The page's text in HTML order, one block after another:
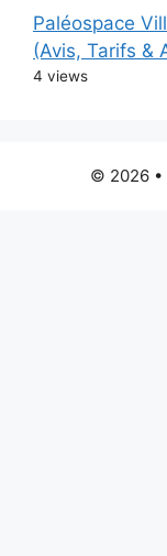
Paléospace
(Avis, Tarifs &
4 views
© 2026